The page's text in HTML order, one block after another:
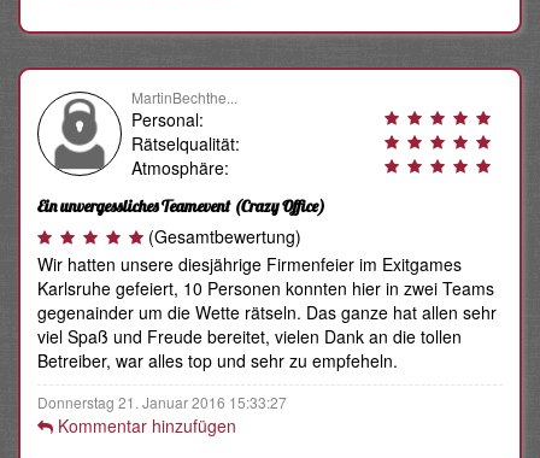
MartinBechthe...
Personal:
Rätselqualität:
Atmosphäre:
Ein unvergessliches Teamevent(Crazy Office)
(Gesamtbewertung)
Wir hatten unsere diesjährige Firmenfeier im Exitgames
Karlsruhe gefeiert, 10 Personen konnten hier in zwei Teams
gegenainder um die Wette rätseln. Das ganze hat allen sehr
viel Spaß und Freude bereitet, vielen Dank an die tollen
Betreiber, war alles top und sehr zu empfeheln.
Donnerstag 21. Januar 2016 15:33:27
Kommentar hinzufügen